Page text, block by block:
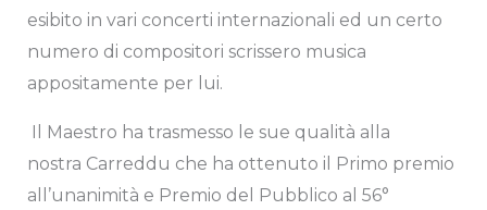
esibito in vari concerti internazionali ed un certo
numero di compositori scrissero musica
appositamente per lui.
Il Maestro ha trasmesso le sue qualità alla
nostra Carreddu che ha ottenuto il Primo premio
all’unanimità e Premio del Pubblico al 56°